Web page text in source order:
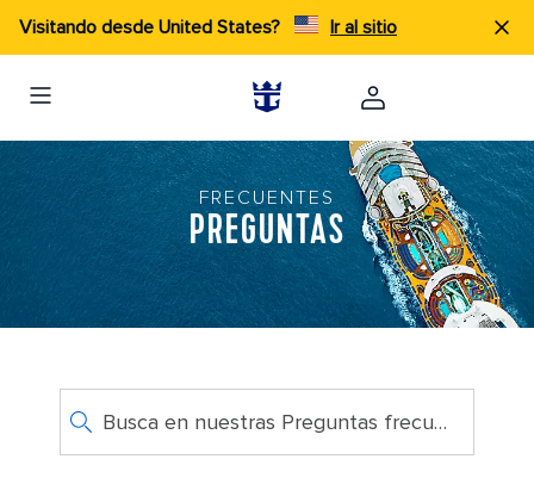
Visitando desde United States? Ir al sitio
FRECUENTES
PREGUNTAS
Busca en nuestras Preguntas frecuentes